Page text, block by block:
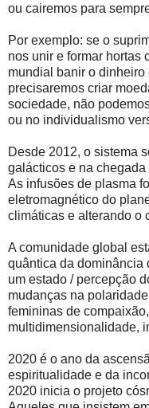
ou cairemos para
Por exemplo: se o
nos unir e formar hortas
mundial banir o
precisaremos criar
sociedade, não
ou no individualismo
Desde 2012, o sistema
galácticos e na
As infusões de plasma
eletromagnético do
climáticas e alterando o
A comunidade global
quântica da dominância
um estado / percepção
mudanças na
femininas de
multidimensionalidade,
2020 é o ano da
espiritualidade e da
2020 inicia o projeto